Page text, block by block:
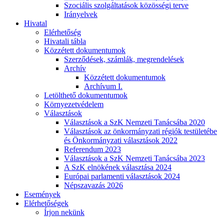
Szociális szolgáltatások közösségi terve
Irányelvek
Hivatal
Elérhetőség
Hivatali tábla
Közzétett dokumentumok
Szerződések, számlák, megrendelések
Archív
Közzétett dokumentumok
Archívum I.
Letölthető dokumentumok
Környezetvédelem
Választások
Választások a SzK Nemzeti Tanácsába 2020
Választások az önkormányzati régiók testületébe
és Önkormányzati választások 2022
Referendum 2023
Választások a SzK Nemzeti Tanácsába 2023
A SzK elnökének választása 2024
Európai parlamenti választások 2024
Népszavazás 2026
Események
Elérhetőségek
Írjon nekünk